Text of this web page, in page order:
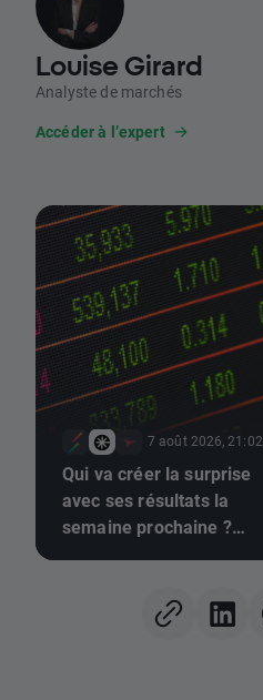
Louise Girard
Analyste de marchés
Accéder à l’expert
7 août 2026, 21:02
Qui va créer la surprise
avec ses résultats la
semaine prochaine ?